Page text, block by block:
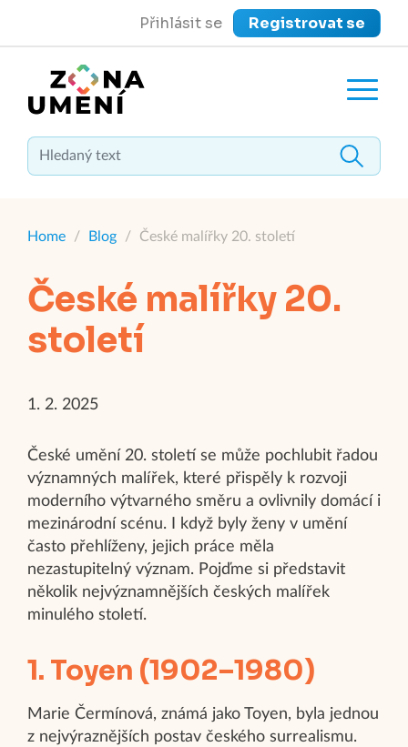
Přihlásit se Registrovat se
Zavřít menu
Home / Blog / České malířky 20. století
České malířky 20.
století
1. 2. 2025
České umění 20. století se může pochlubit řadou
významných malířek, které přispěly k rozvoji
moderního výtvarného směru a ovlivnily domácí i
mezinárodní scénu. I když byly ženy v umění
často přehlíženy, jejich práce měla
nezastupitelný význam. Pojďme si představit
několik nejvýznamnějších českých malířek
minulého století.
1. Toyen (1902–1980)
Marie Čermínová, známá jako Toyen, byla jednou
z nejvýraznějších postav českého surrealismu.